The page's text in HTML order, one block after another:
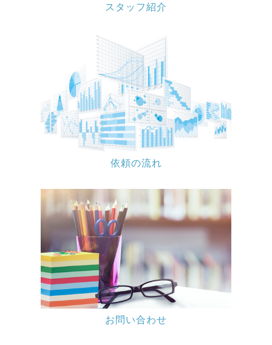
スタッフ紹介
依頼の流れ
お問い合わせ